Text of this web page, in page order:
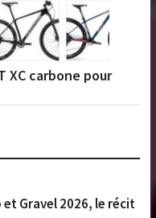
XC carbone pour
Gravel 2026, le récit